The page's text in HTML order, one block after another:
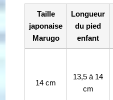
Taille
japonaise
Marugo
Longueur
du pied
enfant
14 cm
13,5 à 14
cm